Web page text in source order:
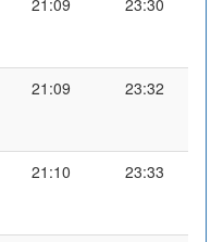
21:09 23:32
21:10 23:33